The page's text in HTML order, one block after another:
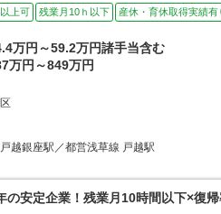
上可 残業月10ｈ以下 産休・育休取得実績有
万円～59.2万円諸手当含む
万円～849万円
越銀座駅／都営浅草線 戸越駅
の安定企業！残業月10時間以下×復